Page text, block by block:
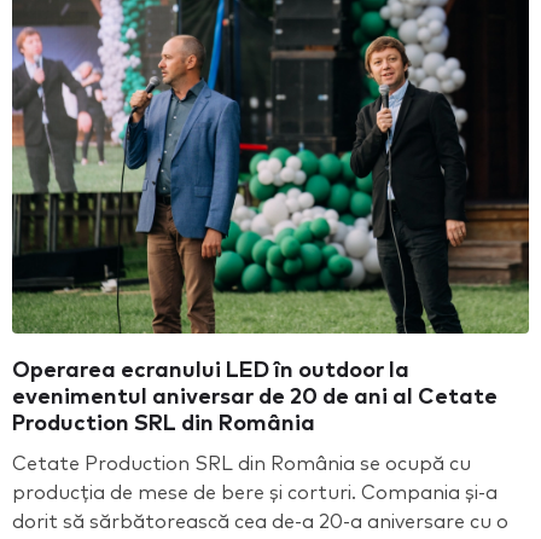
Operarea ecranului LED în outdoor la
evenimentul aniversar de 20 de ani al Cetate
Production SRL din România
Cetate Production SRL din România se ocupă cu
producția de mese de bere și corturi. Compania și-a
dorit să sărbătorească cea de-a 20-a aniversare cu o